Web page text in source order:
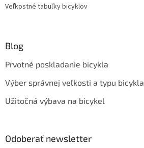
Veľkostné tabuľky bicyklov
Blog
Prvotné poskladanie bicykla
Výber správnej veľkosti a typu bicykla
Užitočná výbava na bicykel
Odoberať newsletter